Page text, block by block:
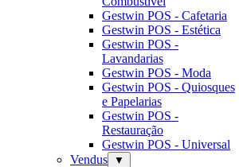
Gestwin POS - Cafetaria
Gestwin POS - Estética
Gestwin POS -
Lavandarias
Gestwin POS - Moda
Gestwin POS - Quiosques
e Papelarias
Gestwin POS -
Restauração
Gestwin POS - Universal
Vendus
▼